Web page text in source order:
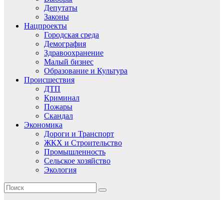
Депутаты
Законы
Нацпроекты
Городская среда
Демография
Здравоохранение
Малый бизнес
Образование и Культура
Происшествия
ДТП
Криминал
Пожары
Скандал
Экономика
Дороги и Транспорт
ЖКХ и Строительство
Промышленность
Сельское хозяйство
Экология